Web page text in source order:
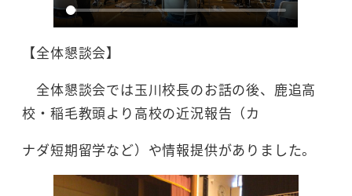
【全体懇談会】
全体懇談会では玉川校長のお話の後、鹿追高
校・稲毛教頭より高校の近況報告（カ
ナダ短期留学など）や情報提供がありました。